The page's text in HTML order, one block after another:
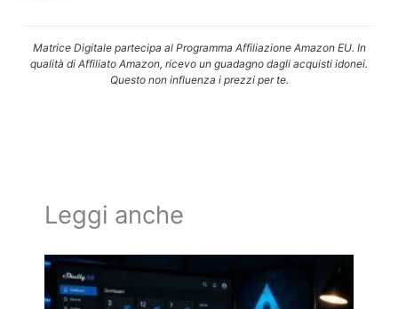
Matrice Digitale partecipa al Programma Affiliazione Amazon EU. In
qualità di Affiliato Amazon, ricevo un guadagno dagli acquisti idonei.
Questo non influenza i prezzi per te.
Leggi anche